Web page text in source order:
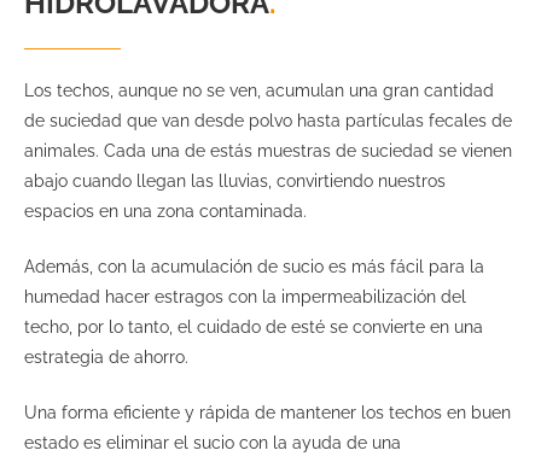
Los techos, aunque no se ven, acumulan una gran cantidad
de suciedad que van desde polvo hasta partículas fecales de
animales. Cada una de estás muestras de suciedad se vienen
abajo cuando llegan las lluvias, convirtiendo nuestros
espacios en una zona contaminada.
Además, con la acumulación de sucio es más fácil para la
humedad hacer estragos con la impermeabilización del
techo, por lo tanto, el cuidado de esté se convierte en una
estrategia de ahorro.
Una forma eficiente y rápida de mantener los techos en buen
estado es eliminar el sucio con la ayuda de una